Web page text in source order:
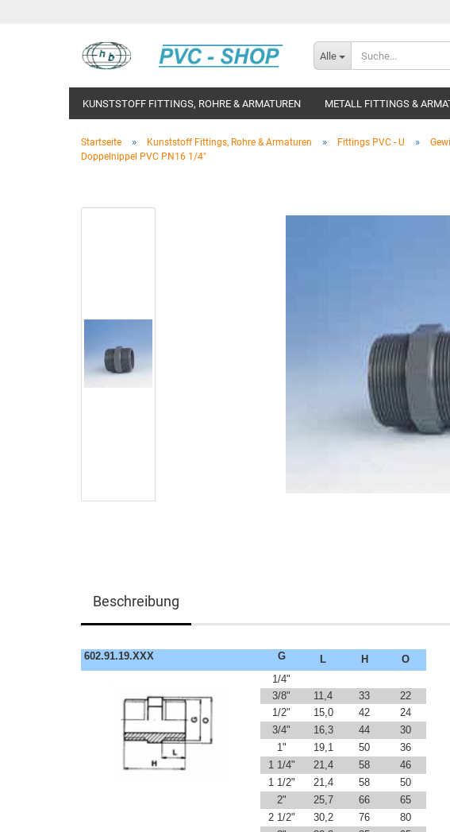
Alle
KUNSTSTOFF FITTINGS, ROHRE & ARMATUREN METALL FITTINGS &
Startseite » Kunststoff Fittings, Rohre & Armaturen » Fittings PVC - U »
Doppelnippel PVC PN16 1/4"
Beschreibung
602.91.19.XXX G L H
O
1/4"
3/8"
11,4 33
22
1/2"
15,0 42
24
3/4"
16,3 44
30
1"
19,1 50
36
1 1/4"
21,4 58
46
1 1/2"
21,4 58
50
2"
25,7 66
65
2 1/2"
30,2 76
80